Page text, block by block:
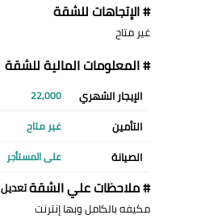
# الإتجاهات للشقة
غير متاح
# المعلومات المالية للشقة
الإيجار الشهري 22,000
التأمين غير متاح
الصيانة على المستأجر
# ملاحظات علي الشقةتعديل
مكيفه بالكامل وبها إنترنت